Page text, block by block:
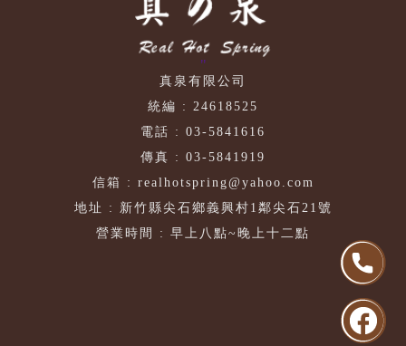
"
真泉有限公司
統編 : 24618525
電話 : 03-5841616
傳真 : 03-5841919
信箱 : realhotspring@yahoo.com
地址 : 新竹縣尖石鄉義興村1鄰尖石21號
營業時間 : 早上八點~晚上十二點